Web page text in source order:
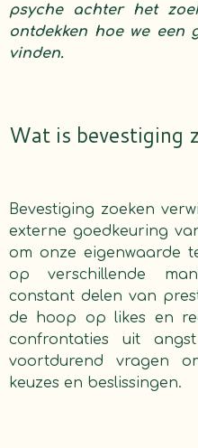
psyche achter het
ontdekken hoe we een
vinden.
Wat is bevestiging
Bevestiging zoeken
externe goedkeuring
om onze eigenwaarde
op verschillende
constant delen van
de hoop op likes en
confrontaties uit
voortdurend vragen
keuzes en beslissingen.